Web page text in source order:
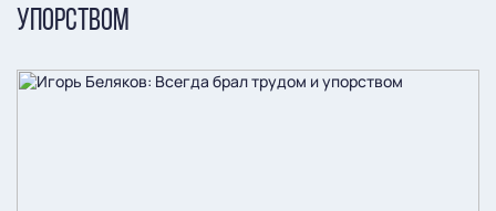
УПОРСТВОМ